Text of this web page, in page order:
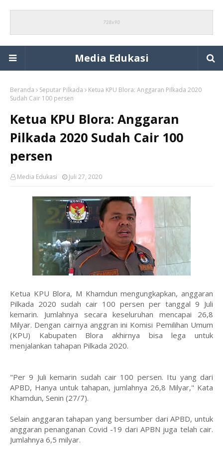
Media Edukasi
Beranda Seputar Pilkada
Ketua KPU Blora: Anggaran Pilkada 2020
Sudah Cair 100 persen
Ketua KPU Blora: Anggaran
Pilkada 2020 Sudah Cair 100
persen
Media Edukasi Juli 27, 2020
Ketua KPU Blora, M Khamdun mengungkapkan, anggaran
Pilkada 2020 sudah cair 100 persen per tanggal 9 Juli
kemarin. Jumlahnya secara keseluruhan mencapai 26,8
Milyar. Dengan cairnya anggran ini Komisi Pemilihan Umum
(KPU) Kabupaten Blora akhirnya bisa lega untuk
menjalankan tahapan Pilkada 2020.
"Per 9 Juli kemarin sudah cair 100 persen. Itu yang dari
APBD, Hanya untuk tahapan, jumlahnya 26,8 Milyar," Kata
Khamdun, Senin (27/7).
Selain anggaran tahapan yang bersumber dari APBD, untuk
anggaran penanganan Covid -19 dari APBN juga telah cair.
Jumlahnya 6,5 milyar.